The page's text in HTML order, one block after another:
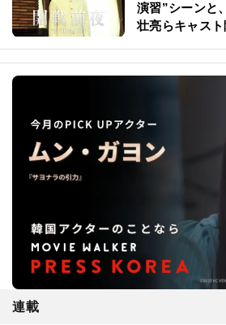
演習”シーンと
壮亮らキャス
連載